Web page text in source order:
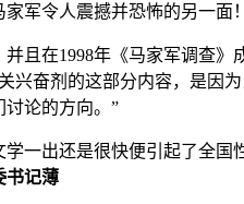
军令人震撼并恐怖的另一面！
在1998年《马家军调查》
奋剂的这部分内容，是因
论的方向。”
一出还是很快便引起了全国
书记薄